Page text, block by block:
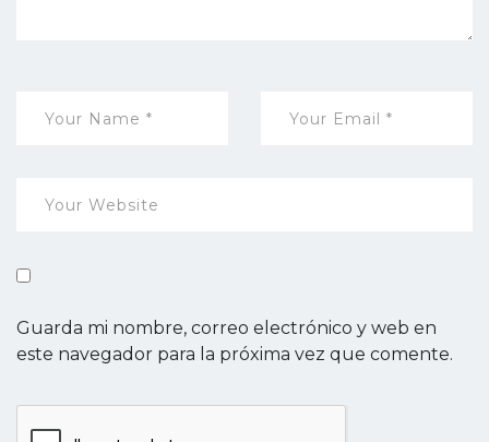
Guarda mi nombre, correo electrónico y web en
este navegador para la próxima vez que comente.